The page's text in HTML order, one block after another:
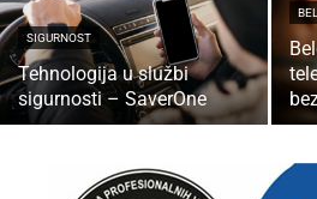
SIGURNOST
Tehnologija u službi
sigurnosti – SaverOne